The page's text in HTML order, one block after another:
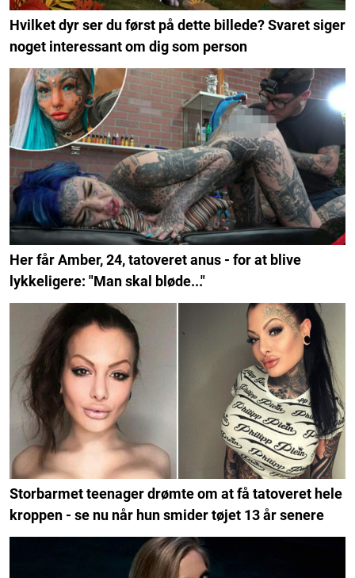
Hvilket dyr ser du først på dette billede? Svaret siger
noget interessant om dig som person
Her får Amber, 24, tatoveret anus - for at blive
lykkeligere: "Man skal bløde..."
Storbarmet teenager drømte om at få tatoveret hele
kroppen - se nu når hun smider tøjet 13 år senere